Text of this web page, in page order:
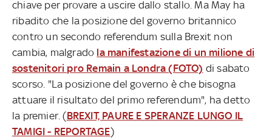
chiave per provare a uscire dallo stallo. Ma May ha
ribadito che la posizione del governo britannico
contro un secondo referendum sulla Brexit non
cambia, malgrado la manifestazione di un milione di
sostenitori pro Remain a Londra (FOTO) di sabato
scorso. "La posizione del governo è che bisogna
attuare il risultato del primo referendum", ha detto
la premier. (BREXIT, PAURE E SPERANZE LUNGO IL
TAMIGI - REPORTAGE)